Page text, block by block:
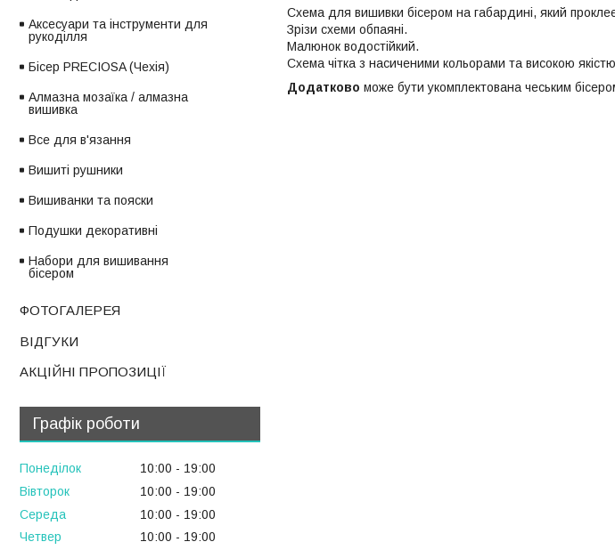
Схема для вишивки бісером на габардині, який
Зрізи схеми обпаяні.
Малюнок водостійкий.
Схема чітка з насиченими кольорами та високою
Додатково може бути укомплектована чеським
Аксесуари та інструменти для
рукоділля
Бісер PRECIOSA (Чехія)
Алмазна мозаїка / алмазна
вишивка
Все для в'язання
Вишиті рушники
Вишиванки та пояски
Подушки декоративні
Набори для вишивання
бісером
ФОТОГАЛЕРЕЯ
ВІДГУКИ
АКЦІЙНІ ПРОПОЗИЦІЇ
Графік роботи
Понеділок 10:00
19:00
Вівторок
10:00
19:00
Середа
10:00
19:00
Четвер
10:00
19:00